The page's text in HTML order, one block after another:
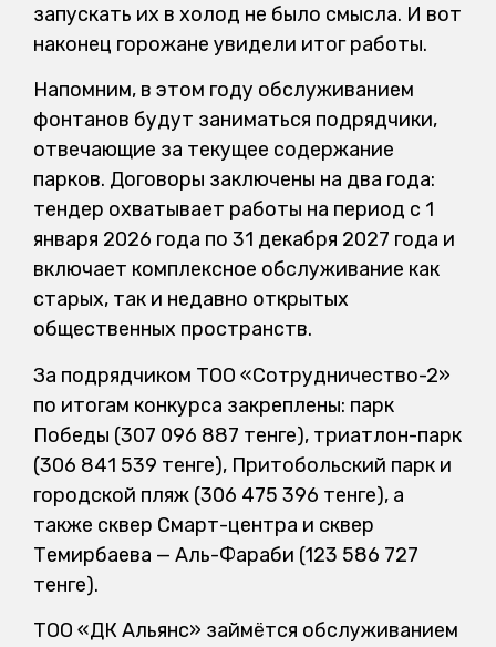
запускать их в холод не было смысла. И вот
наконец горожане увидели итог работы.
Напомним, в этом году обслуживанием
фонтанов будут заниматься подрядчики,
отвечающие за текущее содержание
парков. Договоры заключены на два года:
тендер охватывает работы на период с 1
января 2026 года по 31 декабря 2027 года и
включает комплексное обслуживание как
старых, так и недавно открытых
общественных пространств.
За подрядчиком ТОО «Сотрудничество-2»
по итогам конкурса закреплены: парк
Победы (307 096 887 тенге), триатлон-парк
(306 841 539 тенге), Притобольский парк и
городской пляж (306 475 396 тенге), а
также сквер Смарт-центра и сквер
Темирбаева — Аль-Фараби (123 586 727
тенге).
ТОО «ДК Альянс» займётся обслуживанием